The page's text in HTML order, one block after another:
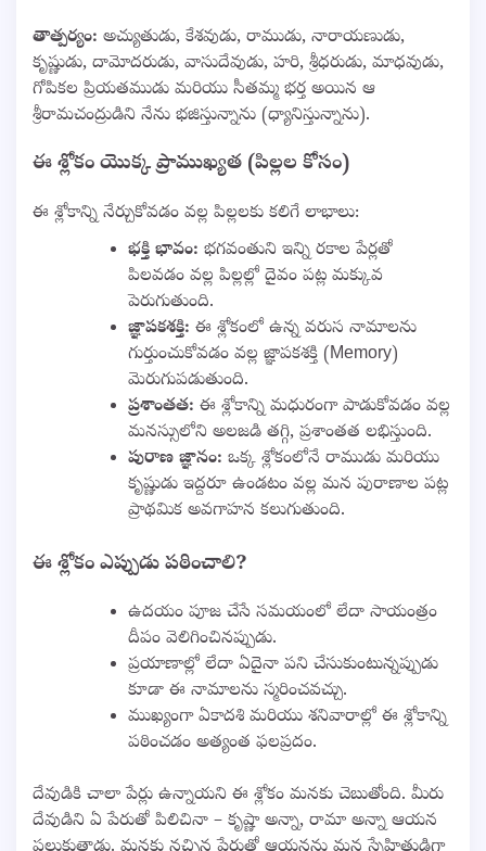
తాత్పర్యం: అచ్యుతుడు, కేశవుడు, రాముడు, నారాయణుడు,
కృష్ణుడు, దామోదరుడు, వాసుదేవుడు, హరి, శ్రీధరుడు, మాధవుడు,
గోపికల ప్రియతముడు మరియు సీతమ్మ భర్త అయిన ఆ
శ్రీరామచంద్రుడిని నేను భజిస్తున్నాను (ధ్యానిస్తున్నాను).
ఈ శ్లోకం యొక్క ప్రాముఖ్యత (పిల్లల కోసం)
ఈ శ్లోకాన్ని నేర్చుకోవడం వల్ల పిల్లలకు కలిగే లాభాలు:
భక్తి భావం: భగవంతుని ఇన్ని రకాల పేర్లతో
పిలవడం వల్ల పిల్లల్లో దైవం పట్ల మక్కువ
పెరుగుతుంది.
జ్ఞాపకశక్తి: ఈ శ్లోకంలో ఉన్న వరుస నామాలను
గుర్తుంచుకోవడం వల్ల జ్ఞాపకశక్తి (Memory)
మెరుగుపడుతుంది.
ప్రశాంతత: ఈ శ్లోకాన్ని మధురంగా పాడుకోవడం వల్ల
మనస్సులోని అలజడి తగ్గి, ప్రశాంతత లభిస్తుంది.
పురాణ జ్ఞానం: ఒక్క శ్లోకంలోనే రాముడు మరియు
కృష్ణుడు ఇద్దరూ ఉండటం వల్ల మన పురాణాల పట్ల
ప్రాథమిక అవగాహన కలుగుతుంది.
ఈ శ్లోకం ఎప్పుడు పఠించాలి?
ఉదయం పూజ చేసే సమయంలో లేదా సాయంత్రం
దీపం వెలిగించినప్పుడు.
ప్రయాణాల్లో లేదా ఏదైనా పని చేసుకుంటున్నప్పుడు
కూడా ఈ నామాలను స్మరించవచ్చు.
ముఖ్యంగా ఏకాదశి మరియు శనివారాల్లో ఈ శ్లోకాన్ని
పఠించడం అత్యంత ఫలప్రదం.
దేవుడికి చాలా పేర్లు ఉన్నాయని ఈ శ్లోకం మనకు చెబుతోంది. మీరు
దేవుడిని ఏ పేరుతో పిలిచినా – కృష్ణా అన్నా, రామా అన్నా ఆయన